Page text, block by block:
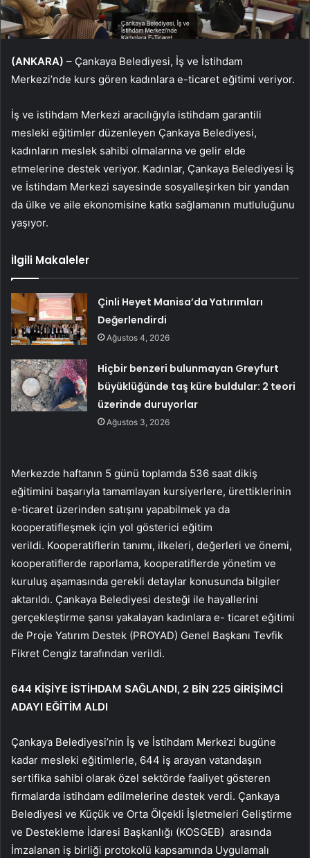
(ANKARA) – Çankaya Belediyesi, İş ve İstihdam
Merkezi’nde kurs gören kadınlara e-ticaret eğitimi veriyor.
İş ve istihdam Merkezi aracılığıyla istihdam garantili
mesleki eğitimler düzenleyen Çankaya Belediyesi,
kadınların meslek sahibi olmalarına ve gelir elde
etmelerine destek veriyor. Kadınlar, Çankaya Belediyesi İş
ve İstihdam Merkezi sayesinde sosyalleşirken bir yandan
da ülke ve aile ekonomisine katkı sağlamanın mutluluğunu
yaşıyor.
İlgili Makaleler
Çinli Heyet Manisa’da Yatırımları
Değerlendirdi
Ağustos 4, 2026
Hiçbir benzeri bulunmayan Greyfurt
büyüklüğünde taş küre buldular: 2 teori
üzerinde duruyorlar
Ağustos 3, 2026
Merkezde haftanın 5 günü toplamda 536 saat dikiş
eğitimini başarıyla tamamlayan kursiyerlere, ürettiklerinin
e-ticaret üzerinden satışını yapabilmek ya da
kooperatifleşmek için yol gösterici eğitim
verildi. Kooperatiflerin tanımı, ilkeleri, değerleri ve önemi,
kooperatiflerde raporlama, kooperatiflerde yönetim ve
kuruluş aşamasında gerekli detaylar konusunda bilgiler
aktarıldı. Çankaya Belediyesi desteği ile hayallerini
gerçekleştirme şansı yakalayan kadınlara e- ticaret eğitimi
de Proje Yatırım Destek (PROYAD) Genel Başkanı Tevfik
Fikret Cengiz tarafından verildi.
644 KİŞİYE İSTİHDAM SAĞLANDI, 2 BİN 225 GİRİŞİMCİ
ADAYI EĞİTİM ALDI
Çankaya Belediyesi’nin İş ve İstihdam Merkezi bugüne
kadar mesleki eğitimlerle, 644 iş arayan vatandaşın
sertifika sahibi olarak özel sektörde faaliyet gösteren
firmalarda istihdam edilmelerine destek verdi. Çankaya
Belediyesi ve Küçük ve Orta Ölçekli İşletmeleri Geliştirme
ve Destekleme İdaresi Başkanlığı (KOSGEB) arasında
İmzalanan iş birliği protokolü kapsamında Uygulamalı